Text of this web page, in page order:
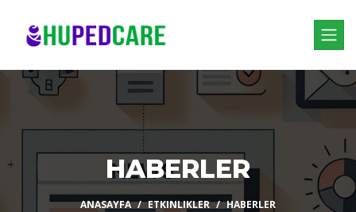
HABERLER
ANASAYFA ETKINLIKLER HABERLER